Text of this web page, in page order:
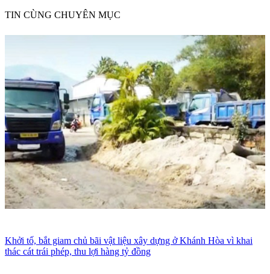
TIN CÙNG CHUYÊN MỤC
Khởi tố, bắt giam chủ bãi vật liệu xây dựng ở Khánh Hòa vì khai
thác cát trái phép, thu lợi hàng tỷ đồng